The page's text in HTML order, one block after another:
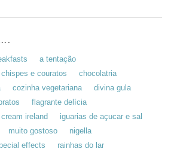
a tentação
chispes e couratos
chocolatria
cozinha vegetariana
divina gula
flagrante delícia
ireland
iguarias de açucar e sal
muito gostoso
nigella
effects rainhas do lar